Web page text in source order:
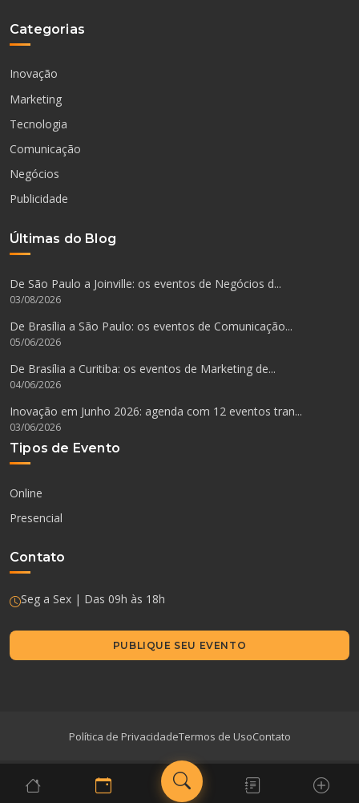
Categorias
Inovação
Marketing
Tecnologia
Comunicação
Negócios
Publicidade
Últimas do Blog
De São Paulo a Joinville: os eventos de Negócios d...
03/08/2026
De Brasília a São Paulo: os eventos de Comunicação...
05/06/2026
De Brasília a Curitiba: os eventos de Marketing de...
04/06/2026
Inovação em Junho 2026: agenda com 12 eventos tran...
03/06/2026
Tipos de Evento
Online
Presencial
Contato
Seg a Sex | Das 09h às 18h
PUBLIQUE SEU EVENTO
Política de PrivacidadeTermos de UsoContato